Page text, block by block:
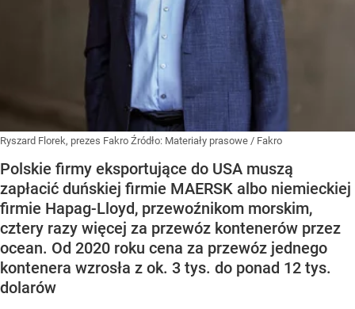
Ryszard Florek, prezes Fakro Źródło: Materiały prasowe / Fakro
Polskie firmy eksportujące do USA muszą
zapłacić duńskiej firmie MAERSK albo niemieckiej
firmie Hapag-Lloyd, przewoźnikom morskim,
cztery razy więcej za przewóz kontenerów przez
ocean. Od 2020 roku cena za przewóz jednego
kontenera wzrosła z ok. 3 tys. do ponad 12 tys.
dolarów